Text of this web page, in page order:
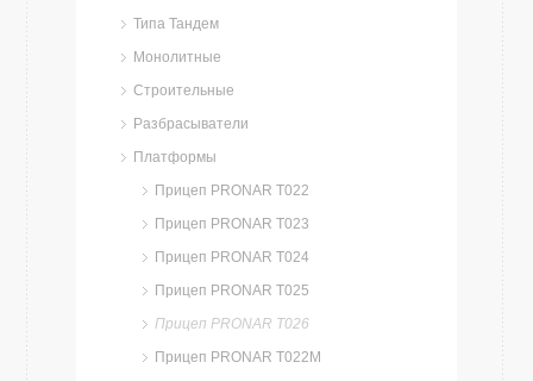
Типа Тандем
Монолитные
Строительные
Разбрасыватели
Платформы
Прицеп PRONAR T022
Прицеп PRONAR T023
Прицеп PRONAR T024
Прицеп PRONAR T025
Прицеп PRONAR T026
Прицеп PRONAR T022M